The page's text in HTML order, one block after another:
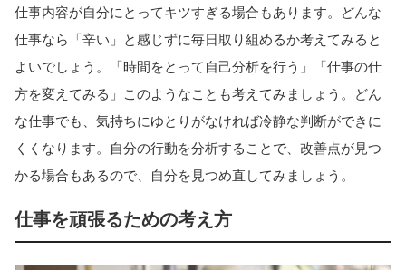
仕事内容が自分にとってキツすぎる場合もあります。どんな
仕事なら「辛い」と感じずに毎日取り組めるか考えてみると
よいでしょう。「時間をとって自己分析を行う」「仕事の仕
方を変えてみる」このようなことも考えてみましょう。どん
な仕事でも、気持ちにゆとりがなければ冷静な判断ができに
くくなります。自分の行動を分析することで、改善点が見つ
かる場合もあるので、自分を見つめ直してみましょう。
仕事を頑張るための考え方